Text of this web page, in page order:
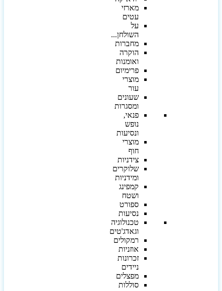
מארזי
עטים
על
השולחן...
מחברות
הוקרה
ואומנות
פרימיום
מוצרי
עור
שעונים
ומסגרות
פנאי,
נופש
ונסיעות
מוצרי
חוף
צידניות
שלוקרים
ומידניות
קמפינג
ושטח
ספורט
נסיעות
טכנולוגיה
וגאדג'טים
רמקולים
אוזניות
זכרונות
ניידים
מפצלים
סוללות